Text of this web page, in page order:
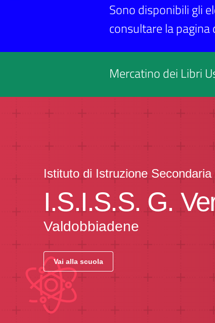
Sono disponibili gli
consultare la pagina
Mercatino dei Libri
Istituto di Istruzione
I.S.I.S.S. G.
Valdobbiadene
Vai alla scuola